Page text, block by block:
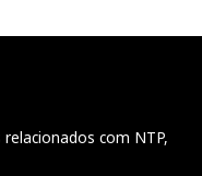
com NTP,